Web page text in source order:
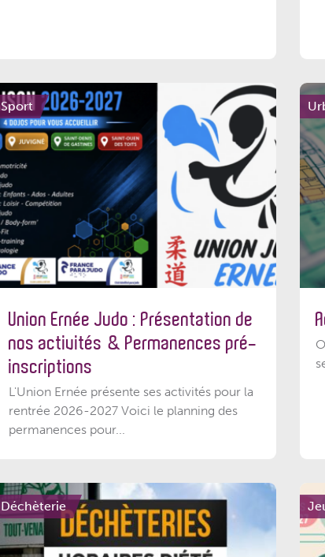
Sport
Union Ernée Judo : Présentation de
nos activités & Permanences pré-
inscriptions
L'Union Ernée présente ses activités pour la
rentrée 2026-2027 Voici le planning des
permanences pour...
Déchèterie